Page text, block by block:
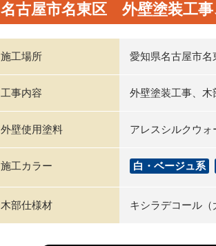
名古屋市名東区 外壁塗装工
施工場所 愛知県名古屋市名
工事内容 外壁塗装工事、
外壁使用塗料 アレスシルクウォ
施工カラー 白・ベージュ系
木部仕様材 キシラデコール（